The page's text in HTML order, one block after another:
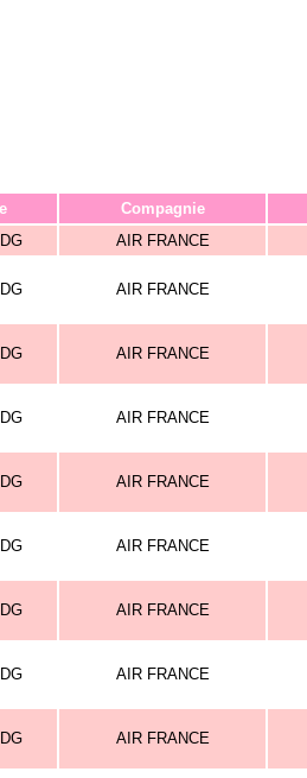
Compagnie
AIR FRANCE
AIR FRANCE
AIR FRANCE
AIR FRANCE
AIR FRANCE
AIR FRANCE
AIR FRANCE
AIR FRANCE
AIR FRANCE